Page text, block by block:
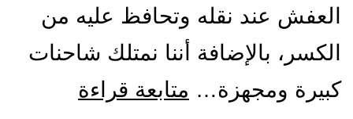
العفش عند نقله وتحافظ عليه من
الكسر، بالإضافة أننا نمتلك شاحنات
كبيرة ومجهزة… متابعة قراءة